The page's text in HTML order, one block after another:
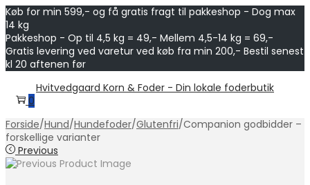
Køb for min 599,- og få gratis fragt til pakkeshop - Dog max
14 kg
Pakkeshop - Op til 4,5 kg = 49,- Mellem 4,5-14 kg = 69,-
Gratis levering ved varetur ved køb fra min 200,- Bestil senest
kl 20 aftenen før
to
to
Hvitvedgaard Korn & Foder - Din lokale foderbutik
0
Forside/Hund/Hundefoder/Glutenfri/Companion godbidder –
forskellige varianter
Previous